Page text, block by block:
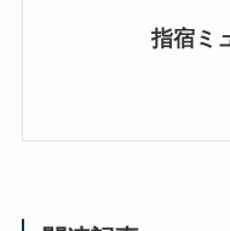
指宿ミ